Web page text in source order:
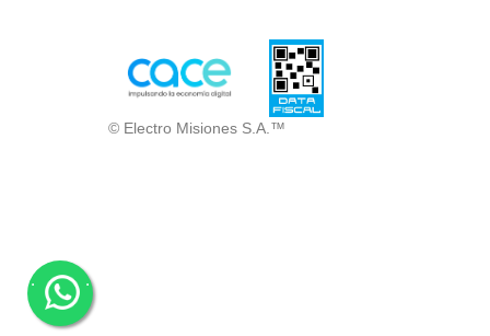
© Electro Misiones S.A.™
. .